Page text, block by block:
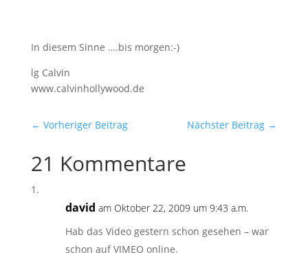
In diesem Sinne ….bis morgen:-)
lg Calvin
www.calvinhollywood.de
← Vorheriger Beitrag Nächster Beitrag →
21 Kommentare
david am Oktober 22, 2009 um 9:43 a.m.
Hab das Video gestern schon gesehen – war
schon auf VIMEO online.